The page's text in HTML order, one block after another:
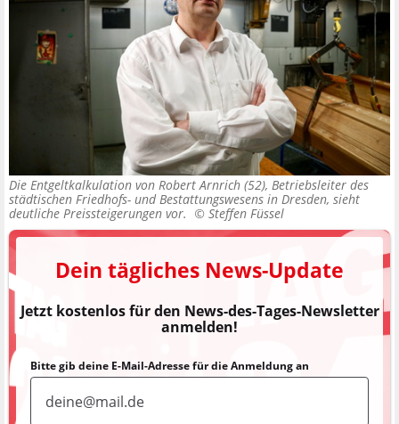
Die Entgeltkalkulation von Robert Arnrich (52), Betriebsleiter des
städtischen Friedhofs- und Bestattungswesens in Dresden, sieht
deutliche Preissteigerungen vor. © Steffen Füssel
Dein tägliches News-Update
Jetzt kostenlos für den News-des-Tages-Newsletter
anmelden!
Bitte gib deine E-Mail-Adresse für die Anmeldung an